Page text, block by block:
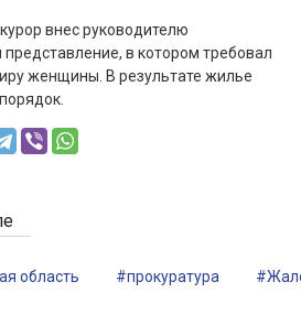
внес руководителю
в котором требовал
женщины. В результате жилье
область #прокуратура